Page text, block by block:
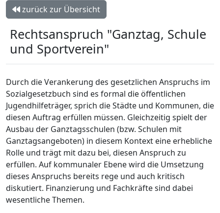
zurück zur Übersicht
Rechtsanspruch "Ganztag, Schule
und Sportverein"
Durch die Verankerung des gesetzlichen Anspruchs im
Sozialgesetzbuch sind es formal die öffentlichen
Jugendhilfeträger, sprich die Städte und Kommunen, die
diesen Auftrag erfüllen müssen. Gleichzeitig spielt der
Ausbau der Ganztagsschulen (bzw. Schulen mit
Ganztagsangeboten) in diesem Kontext eine erhebliche
Rolle und trägt mit dazu bei, diesen Anspruch zu
erfüllen. Auf kommunaler Ebene wird die Umsetzung
dieses Anspruchs bereits rege und auch kritisch
diskutiert. Finanzierung und Fachkräfte sind dabei
wesentliche Themen.